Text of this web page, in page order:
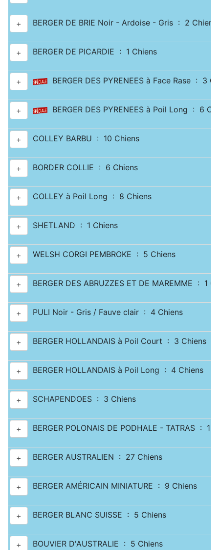
+ BERGER DE BRIE Noir - Ardoise - Gris : 2 Chiens
+ BERGER DE PICARDIE : 1 Chiens
+ BERGER DES PYRENEES à Face Rase : 3
+ BERGER DES PYRENEES à Poil Long : 6
+ COLLEY BARBU : 10 Chiens
+ BORDER COLLIE : 6 Chiens
+ COLLEY à Poil Long : 8 Chiens
+ SHETLAND : 1 Chiens
+ WELSH CORGI PEMBROKE : 5 Chiens
+ BERGER DES ABRUZZES ET DE MAREMME : 1
+ PULI Noir - Gris / Fauve clair : 4 Chiens
+ BERGER HOLLANDAIS à Poil Court : 3 Chiens
+ BERGER HOLLANDAIS à Poil Long : 4 Chiens
+ SCHAPENDOES : 3 Chiens
+ BERGER POLONAIS DE PODHALE - TATRAS : 1
+ BERGER AUSTRALIEN : 27 Chiens
+ BERGER AMÉRICAIN MINIATURE : 9 Chiens
+ BERGER BLANC SUISSE : 5 Chiens
+ BOUVIER D'AUSTRALIE : 5 Chiens